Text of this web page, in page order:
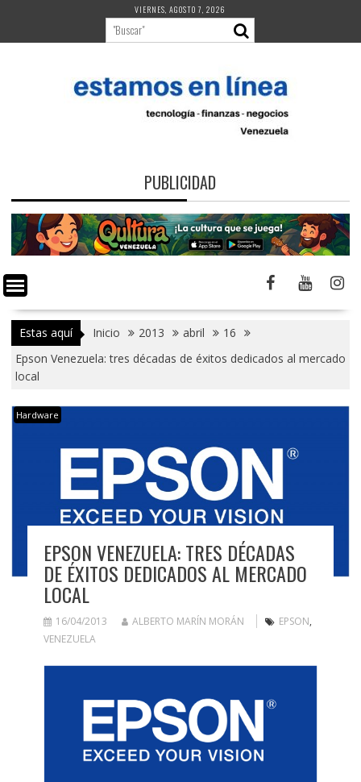
contenido
VIERNES, AGOSTO 7, 2026
PUBLICIDAD
Estas aquí Inicio 2013 abril
16
Epson Venezuela: tres décadas de éxitos dedicados al mercado
local
Hardware
EPSON VENEZUELA: TRES DÉCADAS
DE ÉXITOS DEDICADOS AL MERCADO
LOCAL
16/04/2013 ALBERTO MARÍN MORÁN EPSON,
VENEZUELA